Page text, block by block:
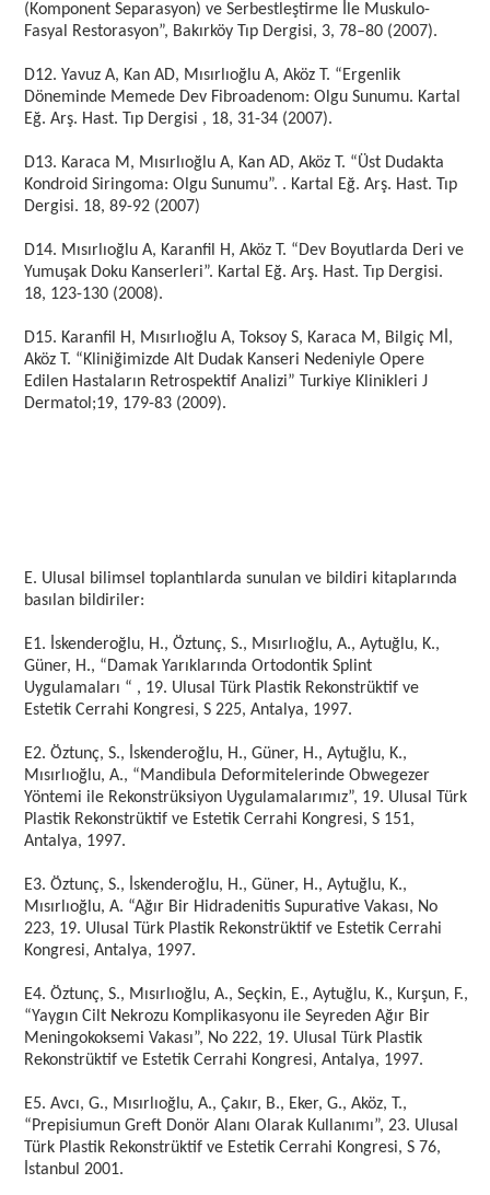
(Komponent Separasyon) ve Serbestleştirme İle Muskulo-
Fasyal Restorasyon”, Bakırköy Tıp Dergisi, 3, 78–80 (2007).
D12. Yavuz A, Kan AD, Mısırlıoğlu A, Aköz T. “Ergenlik
Döneminde Memede Dev Fibroadenom: Olgu Sunumu. Kartal
Eğ. Arş. Hast. Tıp Dergisi , 18, 31-34 (2007).
D13. Karaca M, Mısırlıoğlu A, Kan AD, Aköz T. “Üst Dudakta
Kondroid Siringoma: Olgu Sunumu”. . Kartal Eğ. Arş. Hast. Tıp
Dergisi. 18, 89-92 (2007)
D14. Mısırlıoğlu A, Karanfil H, Aköz T. “Dev Boyutlarda Deri ve
Yumuşak Doku Kanserleri”. Kartal Eğ. Arş. Hast. Tıp Dergisi.
18, 123-130 (2008).
D15. Karanfil H, Mısırlıoğlu A, Toksoy S, Karaca M, Bilgiç Mİ,
Aköz T. “Kliniğimizde Alt Dudak Kanseri Nedeniyle Opere
Edilen Hastaların Retrospektif Analizi” Turkiye Klinikleri J
Dermatol;19, 179-83 (2009).
E. Ulusal bilimsel toplantılarda sunulan ve bildiri kitaplarında
basılan bildiriler:
E1. İskenderoğlu, H., Öztunç, S., Mısırlıoğlu, A., Aytuğlu, K.,
Güner, H., “Damak Yarıklarında Ortodontik Splint
Uygulamaları “ , 19. Ulusal Türk Plastik Rekonstrüktif ve
Estetik Cerrahi Kongresi, S 225, Antalya, 1997.
E2. Öztunç, S., İskenderoğlu, H., Güner, H., Aytuğlu, K.,
Mısırlıoğlu, A., “Mandibula Deformitelerinde Obwegezer
Yöntemi ile Rekonstrüksiyon Uygulamalarımız”, 19. Ulusal Türk
Plastik Rekonstrüktif ve Estetik Cerrahi Kongresi, S 151,
Antalya, 1997.
E3. Öztunç, S., İskenderoğlu, H., Güner, H., Aytuğlu, K.,
Mısırlıoğlu, A. “Ağır Bir Hidradenitis Supurative Vakası, No
223, 19. Ulusal Türk Plastik Rekonstrüktif ve Estetik Cerrahi
Kongresi, Antalya, 1997.
E4. Öztunç, S., Mısırlıoğlu, A., Seçkin, E., Aytuğlu, K., Kurşun, F.,
“Yaygın Cilt Nekrozu Komplikasyonu ile Seyreden Ağır Bir
Meningokoksemi Vakası”, No 222, 19. Ulusal Türk Plastik
Rekonstrüktif ve Estetik Cerrahi Kongresi, Antalya, 1997.
E5. Avcı, G., Mısırlıoğlu, A., Çakır, B., Eker, G., Aköz, T.,
“Prepisiumun Greft Donör Alanı Olarak Kullanımı”, 23. Ulusal
Türk Plastik Rekonstrüktif ve Estetik Cerrahi Kongresi, S 76,
İstanbul 2001.